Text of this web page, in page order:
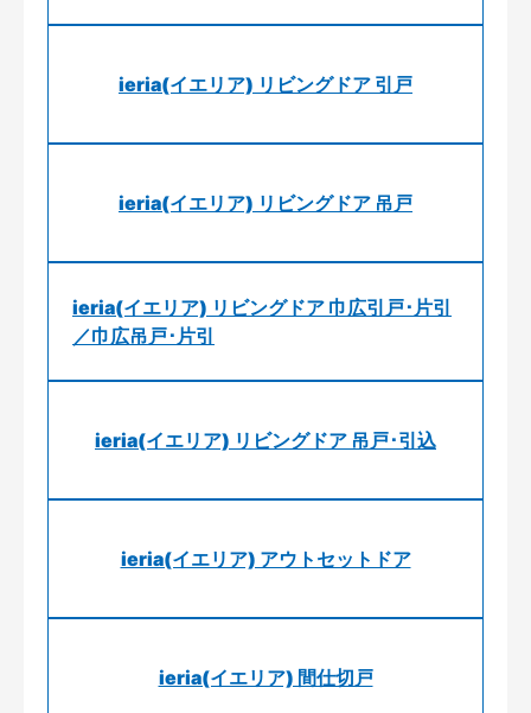
ieria(イエリア) リビングドア 引戸
ieria(イエリア) リビングドア 吊戸
ieria(イエリア) リビングドア 巾広引戸･片引
／巾広吊戸･片引
ieria(イエリア) リビングドア 吊戸･引込
ieria(イエリア) アウトセットドア
ieria(イエリア) 間仕切戸